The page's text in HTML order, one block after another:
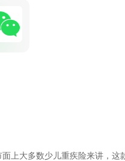
上大多数少儿重疾险来讲，这